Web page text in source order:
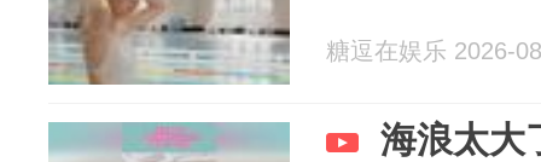
糖逗在娱乐 2026-
海浪太大